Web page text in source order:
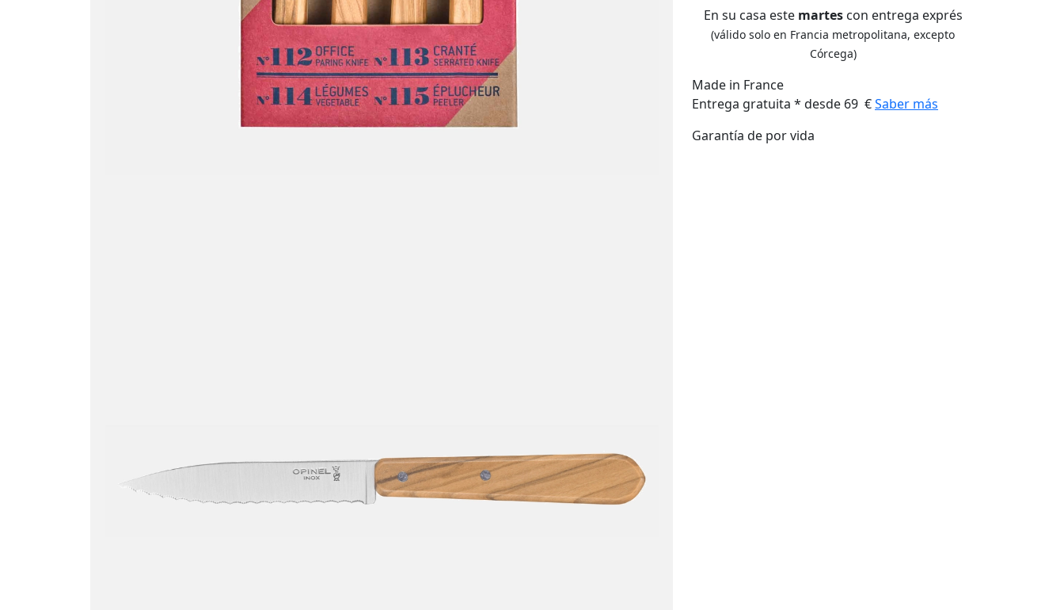
En su casa este martescon entrega exprés
(válido solo en Francia metropolitana, excepto
Córcega)
Made in France
Entrega gratuita * desde 69 €Saber más
Garantía de por vida